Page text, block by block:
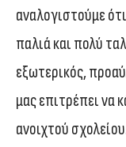
αναλογιστούμε
παλιά και πολύ
εξωτερικός,
μας επιτρέπει να
ανοιχτού